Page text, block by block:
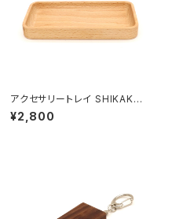
アクセサリートレイ SHIKAKU
（ブナ）
¥2,800